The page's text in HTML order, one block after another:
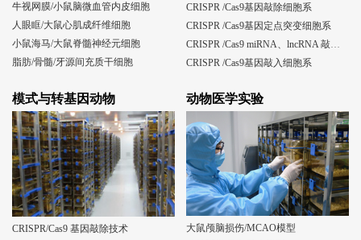
牛视网膜/小鼠脑微血管内皮细胞
人眼眶/大鼠心肌成纤维细胞
小鼠海马/大鼠脊髓神经元细胞
脂肪/骨髓/牙源间充质干细胞
CRISPR /Cas9基因敲除细胞系
CRISPR /Cas9基因定点突变细胞系
CRISPR /Cas9基因敲入细胞系
模式与转基因动物
CRISPR/Cas9 基因敲除技术
动物医学实验
大鼠颅脑损伤/MCAO模型